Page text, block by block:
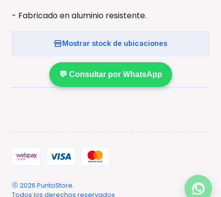
- Fabricado en aluminio resistente.
Mostrar stock de ubicaciones
💬 Consultar por WhatsApp
2026 PuntoStore.
Todos los derechos reservados